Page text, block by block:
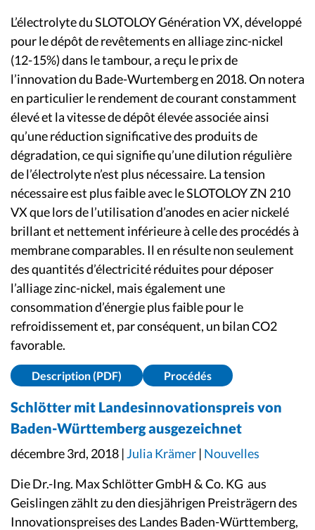
L’électrolyte du SLOTOLOY Génération VX, développé
pour le dépôt de revêtements en alliage zinc-nickel
(12-15%) dans le tambour, a reçu le prix de
l’innovation du Bade-Wurtemberg en 2018. On notera
en particulier le rendement de courant constamment
élevé et la vitesse de dépôt élevée associée ainsi
qu’une réduction significative des produits de
dégradation, ce qui signifie qu’une dilution régulière
de l’électrolyte n’est plus nécessaire. La tension
nécessaire est plus faible avec le SLOTOLOY ZN 210
VX que lors de l’utilisation d’anodes en acier nickelé
brillant et nettement inférieure à celle des procédés à
membrane comparables. Il en résulte non seulement
des quantités d’électricité réduites pour déposer
l’alliage zinc-nickel, mais également une
consommation d’énergie plus faible pour le
refroidissement et, par conséquent, un bilan CO2
favorable.
Description (PDF) Procédés
Schlötter mit Landesinnovationspreis von
Baden-Württemberg ausgezeichnet
décembre 3rd, 2018 |Julia Krämer | Nouvelles
Die Dr.-Ing. Max Schlötter GmbH & Co. KG aus
Geislingen zählt zu den diesjährigen Preisträgern des
Innovationspreises des Landes Baden-Württemberg,